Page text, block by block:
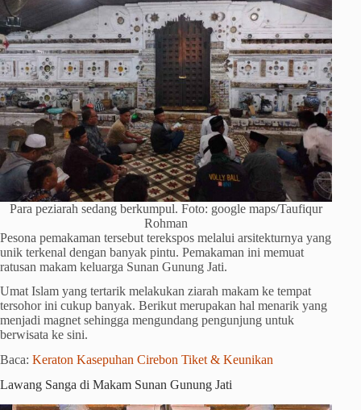
Para peziarah sedang berkumpul. Foto: google maps/Taufiqur
Rohman
Pesona pemakaman tersebut terekspos melalui arsitekturnya yang
unik terkenal dengan banyak pintu. Pemakaman ini memuat
ratusan makam keluarga Sunan Gunung Jati.
Umat Islam yang tertarik melakukan ziarah makam ke tempat
tersohor ini cukup banyak. Berikut merupakan hal menarik yang
menjadi magnet sehingga mengundang pengunjung untuk
berwisata ke sini.
Baca: Keraton Kasepuhan Cirebon Tiket & Keunikan
Lawang Sanga di Makam Sunan Gunung Jati